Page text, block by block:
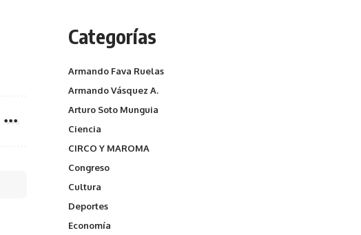
Categorías
Armando Fava Ruelas
Armando Vásquez A.
Arturo Soto Munguia
Ciencia
CIRCO Y MAROMA
Congreso
Cultura
Deportes
Economía